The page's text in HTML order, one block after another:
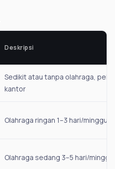
Deskripsi
Sedikit atau tanpa olahraga,
kantor
Olahraga ringan 1–3 hari/minggu
Olahraga sedang 3–5 hari/minggu